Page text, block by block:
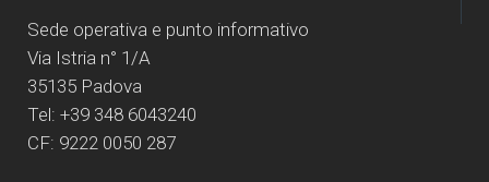
Sede operativa e punto informativo
Via Istria n° 1/A
35135 Padova
Tel: +39 348 6043240
CF: 9222 0050 287